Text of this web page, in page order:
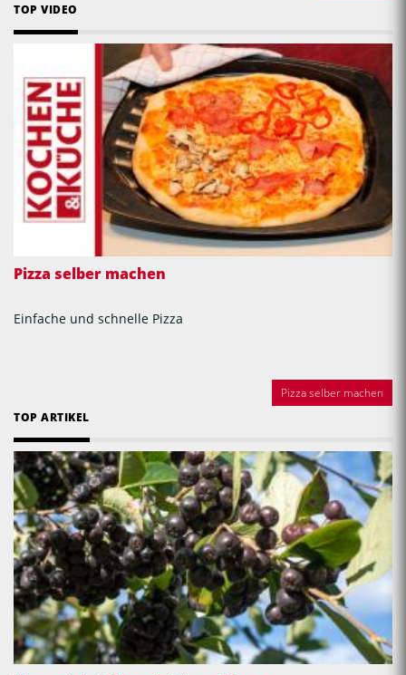
TOP VIDEO
Pizza selber machen
Einfache und schnelle Pizza
Pizza selber machen
TOP ARTIKEL